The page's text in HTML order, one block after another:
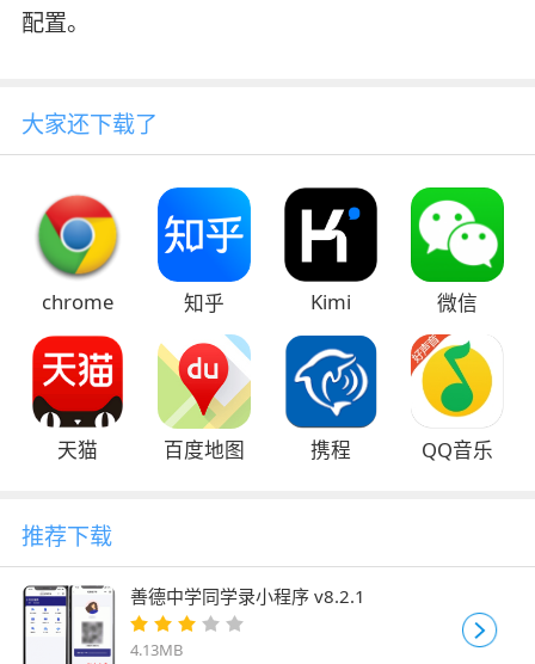
配置。
大家还下载了
chrome 知乎 Kimi 微信
天猫 百度地图 携程 QQ音乐
推荐下载
善德中学同学录小程序 v8.2.1
4.13MB